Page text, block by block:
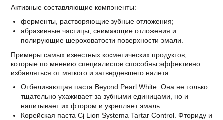
Активные составляющие компоненты:
ферменты, растворяющие зубные отложения;
абразивные частицы, снимающие отложения и
полирующие шероховатости поверхности эмали.
Примеры самых известных косметических продуктов,
которые по мнению специалистов способны эффективно
избавляться от мягкого и затвердевшего налета:
Отбеливающая паста Beyond Pearl White. Она не только
тщательно ухаживает за зубными единицами, но и
напитывает их фтором и укрепляет эмаль.
Корейская паста Cj Lion Systema Tartar Control. Фториду и